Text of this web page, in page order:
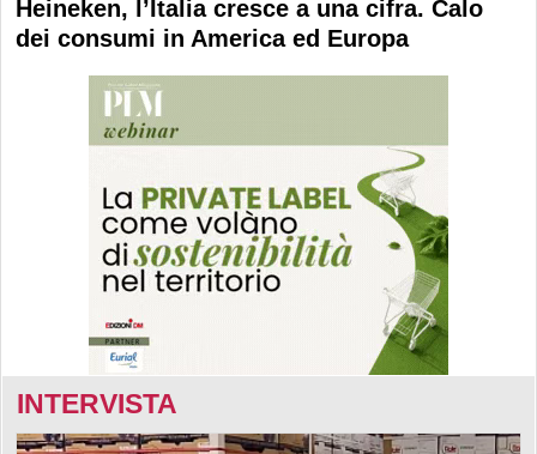
Heineken, l’Italia cresce a una cifra. Calo
dei consumi in America ed Europa
INTERVISTA